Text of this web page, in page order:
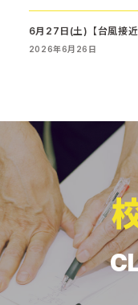
6月27日(土)【台風接近
2026年6月26日